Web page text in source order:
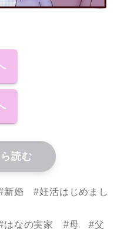
読む
婚 #妊活はじめまし
はなの実家 #母 #父